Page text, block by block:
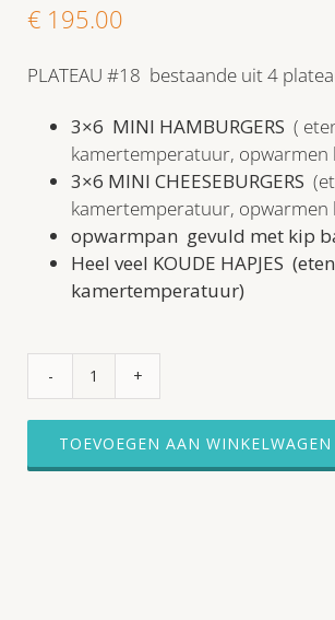
€ 195.00
PLATEAU #18 bestaande uit 4
3×6 MINI HAMBURGERS (
kamertemperatuur, opwarmen
3×6 MINI CHEESEBURGERS
kamertemperatuur, opwarmen
opwarmpan gevuld met kip
Heel veel KOUDE HAPJES
kamertemperatuur)
Hapjes
buffet
#18
√
TOEVOEGEN AAN WINKELWAGEN